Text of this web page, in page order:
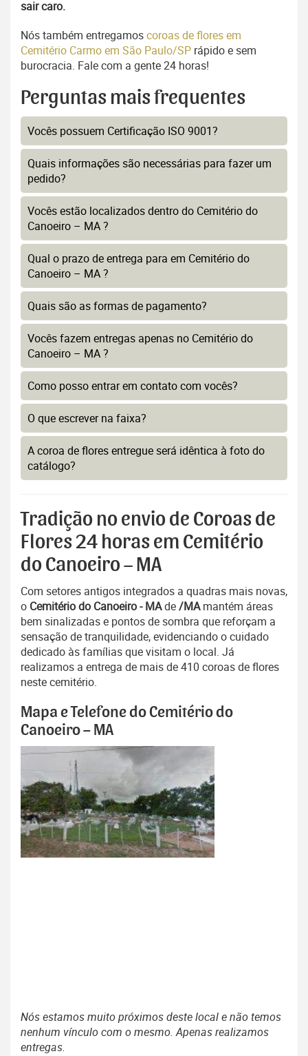
sair caro.
Nós também entregamoscoroas de flores em
Cemitério Carmo em São Paulo/SP rápido e sem
burocracia. Fale com a gente 24 horas!
Perguntas mais frequentes
Vocês possuem Certificação ISO 9001?
Quais informações são necessárias para fazer um
pedido?
Vocês estão localizados dentro do Cemitério do
Canoeiro – MA ?
Qual o prazo de entrega para em Cemitério do
Canoeiro – MA ?
Quais são as formas de pagamento?
Vocês fazem entregas apenas no Cemitério do
Canoeiro – MA ?
Como posso entrar em contato com vocês?
O que escrever na faixa?
A coroa de flores entregue será idêntica à foto do
catálogo?
Tradição no envio de Coroas de
Flores 24 horas em Cemitério
do Canoeiro – MA
Com setores antigos integrados a quadras mais novas,
o Cemitério do Canoeiro - MAde/MAmantém áreas
bem sinalizadas e pontos de sombra que reforçam a
sensação de tranquilidade, evidenciando o cuidado
dedicado às famílias que visitam o local. Já
realizamos a entrega de mais de 410 coroas de flores
neste cemitério.
Mapa e Telefone do Cemitério do
Canoeiro – MA
Nós estamos muito próximos deste local e não temos
nenhum vínculo com o mesmo. Apenas realizamos
entregas.